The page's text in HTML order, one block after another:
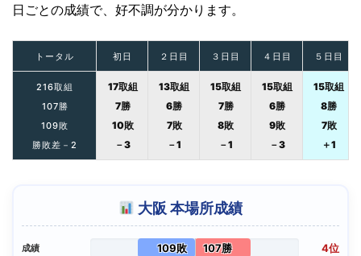
日ごとの成績で、好不調が分かります。
トータル 初日 ２日目 ３日目 ４日目 ５日目
216取組
107勝
109敗
勝敗差－2
17取組
7勝
10敗
－3
13取組
6勝
7敗
－1
15取組
7勝
8敗
－1
15取組
6勝
9敗
－3
15取組
8勝
7敗
＋1
大阪 本場所成績
成績 109敗 107勝 4位